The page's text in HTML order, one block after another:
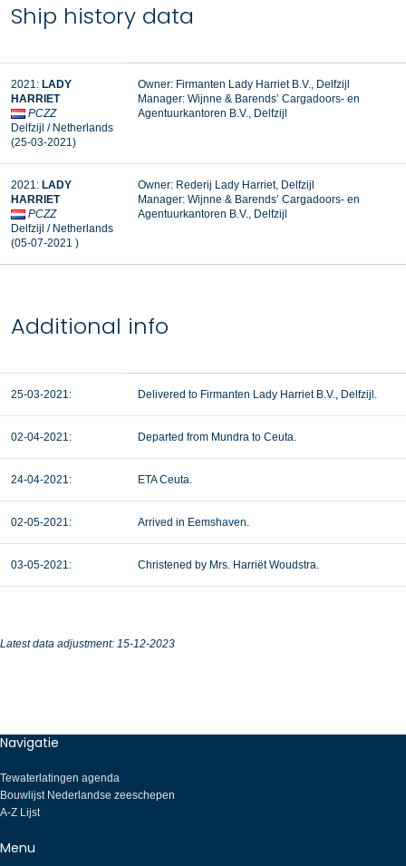
Ship history data
2021: LADY
HARRIET
PCZZ
Delfzijl / Netherlands
(25-03-2021)
Owner: Firmanten Lady Harriet B.V., Delfzijl
Manager: Wijnne & Barends’ Cargadoors- en
Agentuurkantoren B.V., Delfzijl
2021: LADY
HARRIET
PCZZ
Delfzijl / Netherlands
(05-07-2021 )
Owner: Rederij Lady Harriet, Delfzijl
Manager: Wijnne & Barends’ Cargadoors- en
Agentuurkantoren B.V., Delfzijl
Additional info
25-03-2021: Delivered to Firmanten Lady Harriet B.V., Delfzijl.
02-04-2021: Departed from Mundra to Ceuta.
24-04-2021: ETA Ceuta.
02-05-2021: Arrived in Eemshaven.
03-05-2021: Christened by Mrs. Harriët Woudstra.
Latest data adjustment: 15-12-2023
Navigatie
Tewaterlatingen agenda
Bouwlijst Nederlandse zeeschepen
A-Z Lijst
Menu